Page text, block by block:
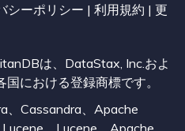
シーポリシー | 利用規約 | 更
は、DataStax, Inc.およ
における登録商標です。
、Cassandra、Apache
、Lucene、Apache